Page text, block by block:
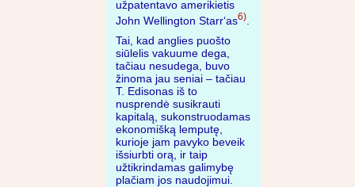
užpatentavo amerikietis
John Wellington Starr‘as6)
Tai, kad anglies puošto
siūlelis vakuume dega,
tačiau nesudega, buvo
žinoma jau seniai – tačiau
T. Edisonas iš to
nusprendė susikrauti
kapitalą, sukonstruodamas
ekonomišką lemputę,
kurioje jam pavyko beveik
išsiurbti orą, ir taip
užtikrindamas galimybę
plačiam jos naudojimui.